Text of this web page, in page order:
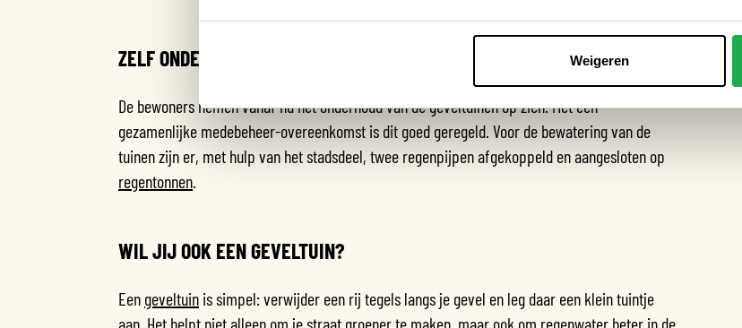
Weigeren
ZELF ONDERHOUD DOEN
De bewoners nemen vanaf nu het onderhoud van de geveltuinen op zich. Met een
gezamenlijke medebeheer-overeenkomst is dit goed geregeld. Voor de bewatering van de
tuinen zijn er, met hulp van het stadsdeel, twee regenpijpen afgekoppeld en aangesloten op
regentonnen
WIL JIJ OOK EEN GEVELTUIN?
Een geveltuin is simpel: verwijder een rij tegels langs je gevel en leg daar een klein tuintje
aan. Het helpt niet alleen om je straat groener te maken, maar ook om regenwater beter in de